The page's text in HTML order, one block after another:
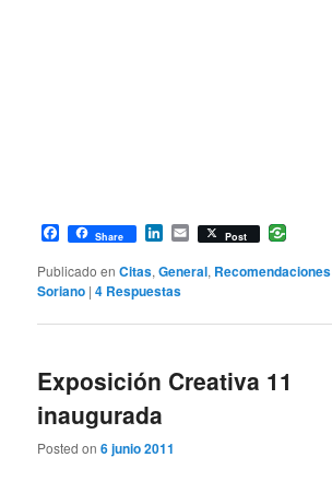
Facebook
Share LinkedIn
EmailPost
Publicado en Citas,General, Recomendaciones
Soriano |4 Respuestas
Exposición Creativa 11
inaugurada
Posted on6 junio 2011